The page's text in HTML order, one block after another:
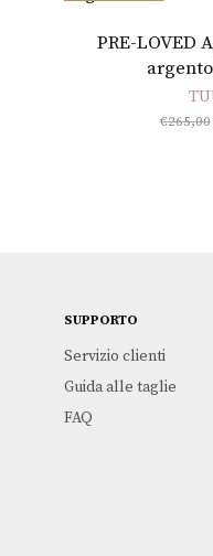
Aggiungi
PRE-LOVED
€265,00
SUPPORTO
Servizio clienti
Guida alle taglie
FAQ